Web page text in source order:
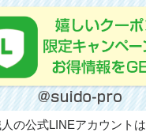
の公式LINEアカウントは